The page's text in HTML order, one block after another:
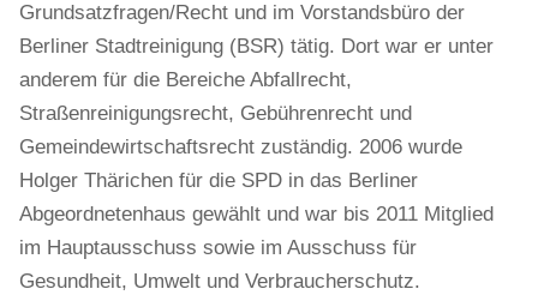
Grundsatzfragen/Recht und im Vorstandsbüro der
Berliner Stadtreinigung (BSR) tätig. Dort war er unter
anderem für die Bereiche Abfallrecht,
Straßenreinigungsrecht, Gebührenrecht und
Gemeindewirtschaftsrecht zuständig. 2006 wurde
Holger Thärichen für die SPD in das Berliner
Abgeordnetenhaus gewählt und war bis 2011 Mitglied
im Hauptausschuss sowie im Ausschuss für
Gesundheit, Umwelt und Verbraucherschutz.